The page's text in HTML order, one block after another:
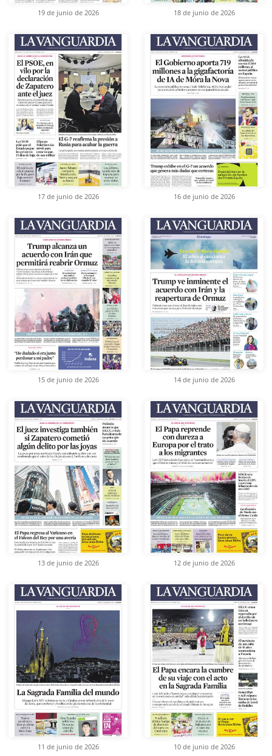
19 de junio de 2026 18 de junio de 2026
17 de junio de 2026 16 de junio de 2026
15 de junio de 2026 14 de junio de 2026
13 de junio de 2026 12 de junio de 2026
11 de junio de 2026 10 de junio de 2026